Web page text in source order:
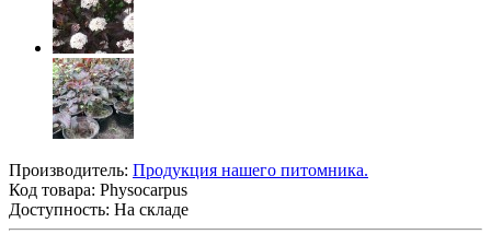
Производитель: Продукция нашего питомника.
Код товара: Physocarpus
Доступность: На складе